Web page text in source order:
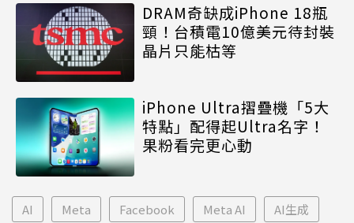
DRAM奇缺成iPhone 18瓶
頸！台積電10億美元待封裝
晶片只能枯等
iPhone Ultra摺疊機「5大
特點」配得起Ultra名字！
果粉看完更心動
AI Meta Facebook Meta AI AI生成